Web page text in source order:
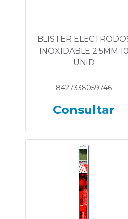
BLISTER
INOXIDABLE 2.5MM 10
UNID
8427338059746
Consultar